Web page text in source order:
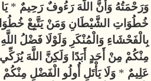
وَرَحْمَتُهُ وَأَنَّ اللَّهَ رَءُوفٌ رَحِيمٌ *
خُطُوَاتِ الشَّيْطَانِ وَمَنْ يَتَّبِعْ
بِالْفَحْشَاءِ وَالْمُنْكَرِ وَلَوْلَا فَضْلُ
مِنْكُمْ مِنْ أَحَدٍ أَبَدًا وَلَكِنَّ اللَّهَ
عَلِيمٌ * وَلَا يَأْتَلِ أُولُو الْفَضْلِ